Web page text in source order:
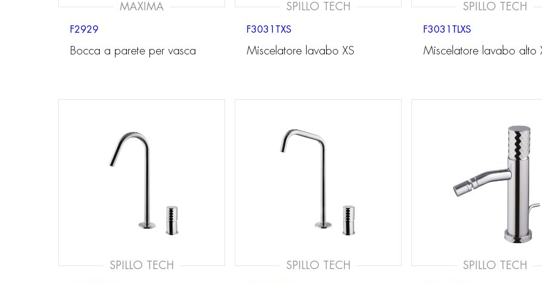
MAXIMA
F2929
Bocca a parete per vasca
SPILLO TECH
F3031TXS
Miscelatore lavabo XS
SPILLO TECH
F3031TLXS
Miscelatore lavabo alto
SPILLO TECH SPILLO TECH SPILLO TECH